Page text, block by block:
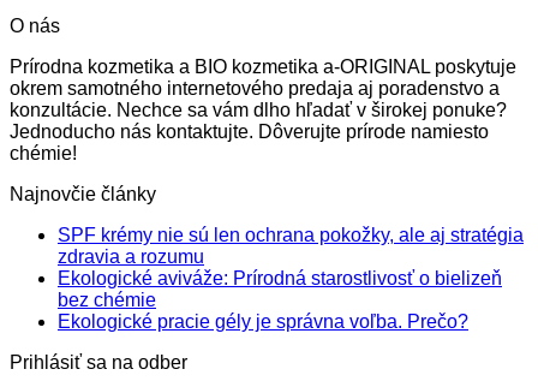
O nás
Prírodna kozmetika a BIO kozmetika a-ORIGINAL poskytuje
okrem samotného internetového predaja aj poradenstvo a
konzultácie. Nechce sa vám dlho hľadať v širokej ponuke?
Jednoducho nás kontaktujte. Dôverujte prírode namiesto
chémie!
Najnovčie články
SPF krémy nie sú len ochrana pokožky, ale aj stratégia
zdravia a rozumu
komentáre
SPF
Ekologické aviváže: Prírodná starostlivosť o bielizeň
bez chémieŽiadne
komentáre
Ekologické
Ekologické pracie gély je správna voľba. Prečo?Žiadne
Prihlásiť sa na odber